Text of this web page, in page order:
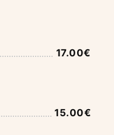
17.00€
15.00€